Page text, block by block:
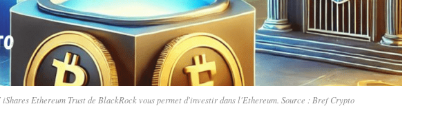
Ethereum Trust de BlackRock vous permet d'investir dans l'Ethereum. Source : Bref Crypto